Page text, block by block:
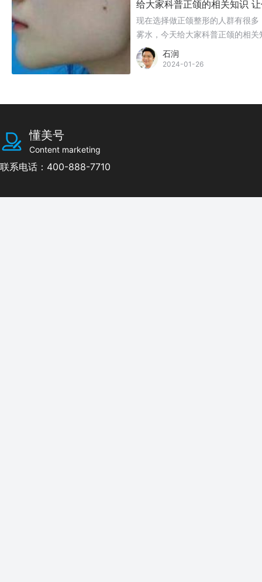
给大家科普正颌的相关知识
现在选择做正颌整形的人群有很
雾水，今天给大家科普正颌的相
石润
2024-01-26
懂美号
Content marketing
联系电话：400-888-7710